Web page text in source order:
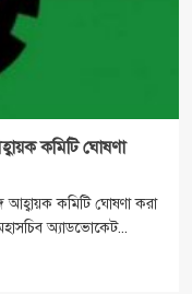
কমিটি ঘোষণা
আহ্বায়ক কমিটি ঘোষণা করা
অ্যাডভোকেট...